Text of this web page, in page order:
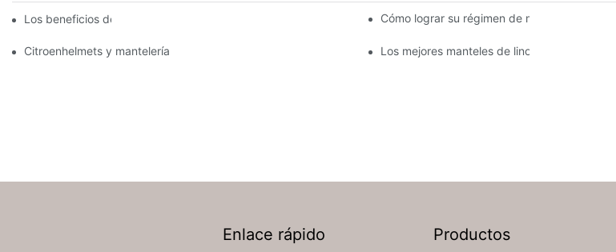
Los beneficios del banquete de lino Cómo lograr su régimen de mantelería para
Citroenhelmets y mantelería de seguridad para banquetes: una breve descripción general
Los mejores manteles de lino y boda para
Enlace rápido Productos